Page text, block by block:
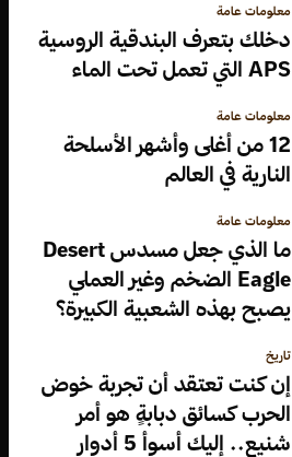
معلومات عامة
دخلك بتعرف البندقية الروسية
APS التي تعمل تحت الماء
معلومات عامة
12 من أغلى وأشهر الأسلحة
النارية في العالم
معلومات عامة
ما الذي جعل مسدس Desert
Eagle الضخم وغير العملي
يصبح بهذه الشعبية الكبيرة؟
تاريخ
إن كنت تعتقد أن تجربة خوض
الحرب كسائق دبابةٍ هو أمر
شنيع.. إليك أسوأ 5 أدوار